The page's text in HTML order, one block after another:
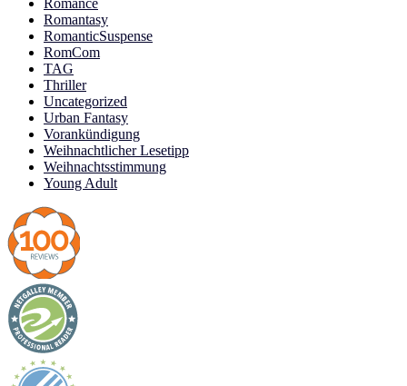
Romance
Romantasy
RomanticSuspense
RomCom
TAG
Thriller
Uncategorized
Urban Fantasy
Vorankündigung
Weihnachtlicher Lesetipp
Weihnachtsstimmung
Young Adult